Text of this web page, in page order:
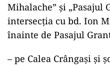
Mihalache” şi „Pasajul
intersecţia cu bd. Ion
înainte de Pasajul
– pe Calea Crângaşi şi